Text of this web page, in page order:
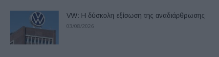
VW: Η δύσκολη εξίσωση της αναδιάρθρωσης
03/08/2026